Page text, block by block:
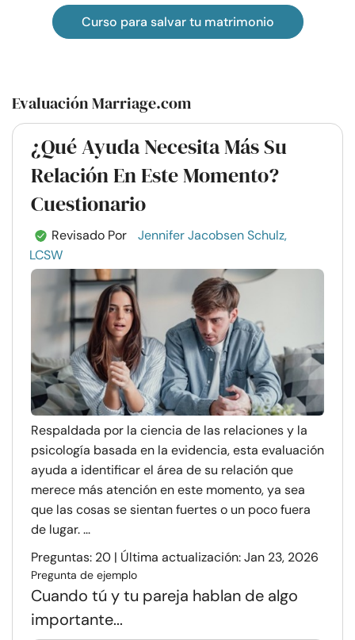
Curso para salvar tu matrimonio
Evaluación Marriage.com
¿Qué Ayuda Necesita Más Su
Relación En Este Momento?
Cuestionario
Revisado Por
Jennifer Jacobsen Schulz,
LCSW
Respaldada por la ciencia de las relaciones y la
psicología basada en la evidencia, esta evaluación
ayuda a identificar el área de su relación que
merece más atención en este momento, ya sea
que las cosas se sientan fuertes o un poco fuera
de lugar. ...
Preguntas: 20 | Última actualización: Jan 23, 2026
Pregunta de ejemplo
Cuando tú y tu pareja hablan de algo
importante...